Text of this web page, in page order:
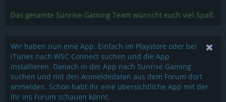
Das gesamte Sunrise-Gaming Team wünscht euch viel Spaß
Wir haben nun eine App. Einfach im Playstore oder bei
iTunes nach WSC Connect suchen und die App
installieren. Danach in der App nach Sunrise Gaming
suchen und mit den Anmeldedaten aus dem Forum dort
anmelden. Schon habt Ihr eine übersichtliche App mit der
Ihr ins Forum schauen könnt.